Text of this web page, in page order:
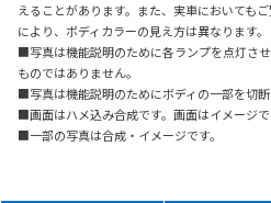
えることがあります。また、実車においても
により、ボディカラーの見え方は異なります。
■写真は機能説明のために各ランプを点灯さ
ものではありません。
■写真は機能説明のためにボディの一部を切断
■画面はハメ込み合成です。 画面はイメージ
■一部の写真は合成・イメージです。